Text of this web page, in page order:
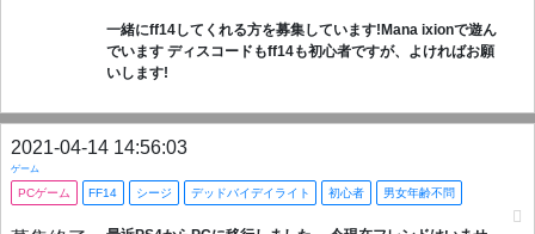
一緒にff14してくれる方を募集しています!Mana ixionで遊ん
でいます ディスコードもff14も初心者ですが、よければお願
いします!
2021-04-14 14:56:03
ゲーム
PCゲーム FF14 シージ デッドバイデイライト 初心者 男女年齢不問